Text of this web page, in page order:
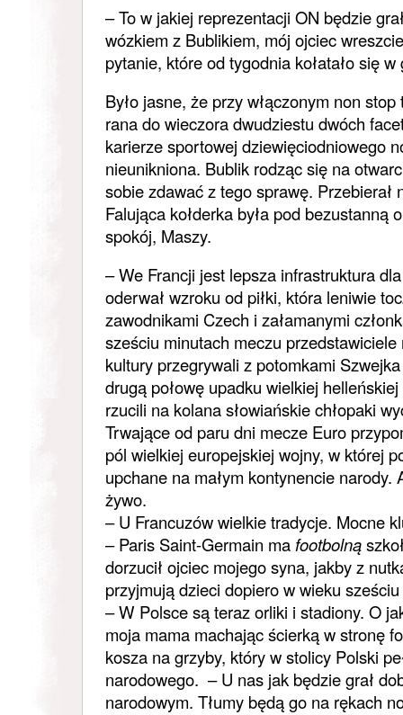
– To w jakiej reprezentacji ON będzie
wózkiem z Bublikiem, mój ojciec
pytanie, które od tygodnia kołatało się
Było jasne, że przy włączonym non
rana do wieczora dwudziestu dwóch
karierze sportowej dziewięciodniowego
nieunikniona. Bublik rodząc się na
sobie zdawać z tego sprawę. Przebierał
Falująca kołderka była pod bezustanną
spokój, Maszy.
– We Francji jest lepsza infrastruktura
oderwał wzroku od piłki, która leniwie
zawodnikami Czech i załamanymi
sześciu minutach meczu
kultury przegrywali z potomkami
drugą połowę upadku wielkiej
rzucili na kolana słowiańskie chłopaki
Trwające od paru dni mecze Euro
pól wielkiej europejskiej wojny, w której
upchane na małym kontynencie
żywo.
– U Francuzów wielkie tradycje. Mocne
– Paris Saint-Germain ma footbolną
dorzucił ojciec mojego syna, jakby z
przyjmują dzieci dopiero w wieku
– W Polsce są teraz orliki i stadiony. O
moja mama machając ścierką w stronę
kosza na grzyby, który w stolicy Polski
narodowego. – U nas jak będzie grał
narodowym. Tłumy będą go na rękach